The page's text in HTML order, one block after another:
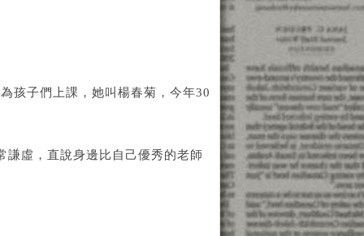
孩子們上課，她叫楊春菊，今年30
謙虛，直說身邊比自己優秀的老師